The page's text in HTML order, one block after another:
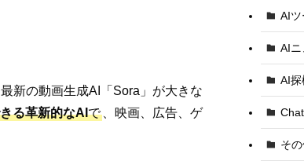
新の動画生成AI「Sora」が大きな
る革新的なAIで 、映画、広告、ゲ
AIツ
AIニ
AI探
そ